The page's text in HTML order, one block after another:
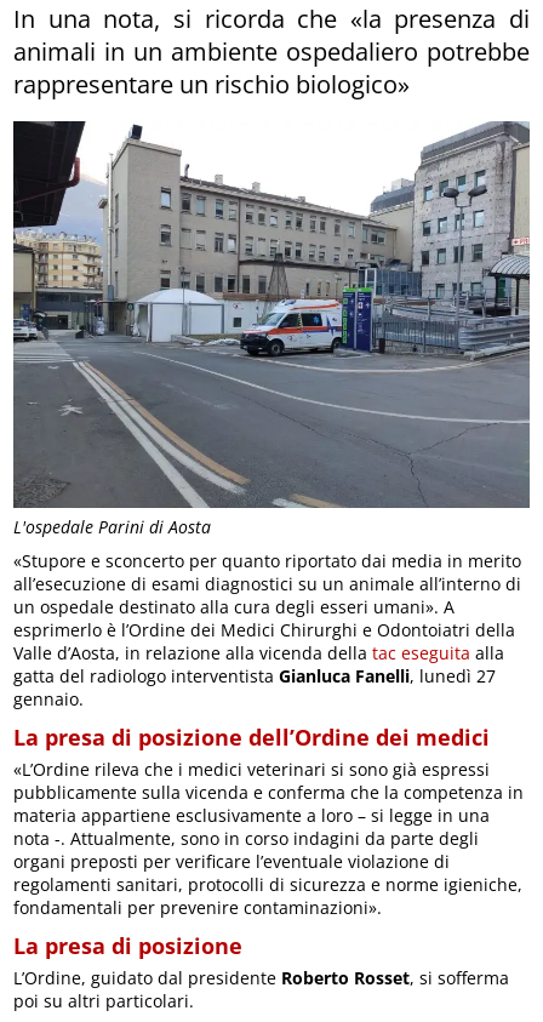
L'ospedale Parini di Aosta
In una nota, si ricorda che «la presenza di
animali in un ambiente ospedaliero potrebbe
rappresentare un rischio biologico»
«Stupore e sconcerto per quanto riportato dai media in merito
all’esecuzione di esami diagnostici su un animale all’interno di
un ospedale destinato alla cura degli esseri umani». A
esprimerlo è l’Ordine dei Medici Chirurghi e Odontoiatri della
Valle d’Aosta, in relazione alla vicenda dellatac eseguita alla
gatta del radiologo interventistaGianluca Fanelli, lunedì 27
gennaio.
La presa di posizione dell’Ordine dei medici
«L’Ordine rileva che i medici veterinari si sono già espressi
pubblicamente sulla vicenda e conferma che la competenza in
materia appartiene esclusivamente a loro – si legge in una
nota -. Attualmente, sono in corso indagini da parte degli
organi preposti per verificare l’eventuale violazione di
regolamenti sanitari, protocolli di sicurezza e norme igieniche,
fondamentali per prevenire contaminazioni».
La presa di posizione
L’Ordine, guidato dal presidente Roberto Rosset, si sofferma
poi su altri particolari.